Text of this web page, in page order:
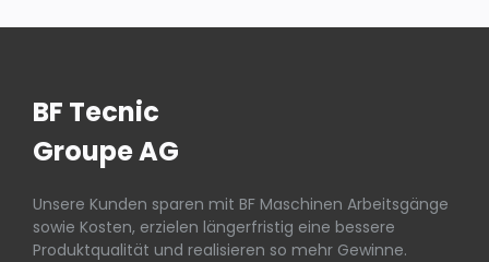
BF Tecnic
Groupe AG
Unsere Kunden sparen mit BF Maschinen Arbeitsgänge
sowie Kosten, erzielen längerfristig eine bessere
Produktqualität und realisieren so mehr Gewinne.